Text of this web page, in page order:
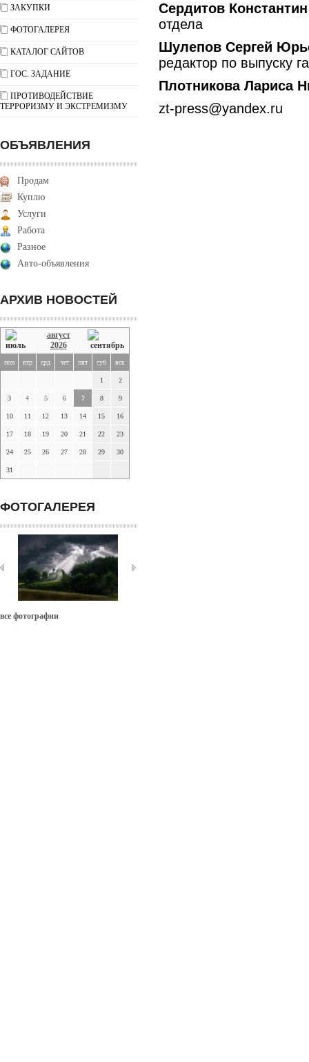
ЗАКУПКИ
ФОТОГАЛЕРЕЯ
КАТАЛОГ САЙТОВ
ГОС. ЗАДАНИЕ
ПРОТИВОДЕЙСТВИЕ
ТЕРРОРИЗМУ И ЭКСТРЕМИЗМУ
ОБЪЯВЛЕНИЯ
Продам
Куплю
Услуги
Работа
Разное
Авто-объявления
АРХИВ НОВОСТЕЙ
август
2026
пон втр срд чет пят суб вск
1 2
3 4 5 6 7 8 9
10 11 12 13 14 15 16
17 18 19 20 21 22 23
24 25 26 27 28 29 30
31
ФОТОГАЛЕРЕЯ
все фотографии
Сердитов
отдела
Шулепов Сергей
редактор по выпуску
Плотникова Лариса
zt-press@yandex.ru